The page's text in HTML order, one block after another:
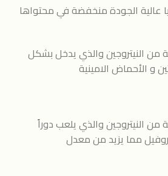
عالية الجودة منخفضة في محتواها
من النيتروجين والذي يدخل بشكل
و الأحماض الامينية
من النيتروجين والذي يلعب دوراً
مما يزيد من معدل